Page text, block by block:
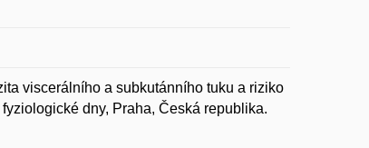
viscerálního a subkutánního tuku a riziko
dny, Praha, Česká republika.